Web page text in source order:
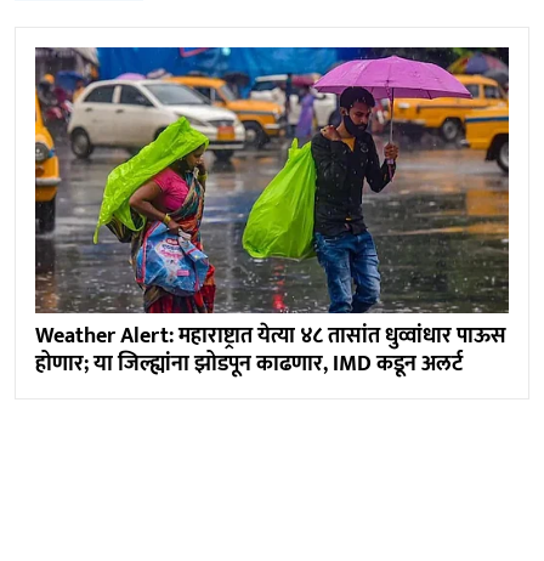
Weather Alert: महाराष्ट्रात येत्या ४८ तासांत धुव्वांधार पाऊस
होणार; या जिल्ह्यांना झोडपून काढणार, IMD कडून अलर्ट